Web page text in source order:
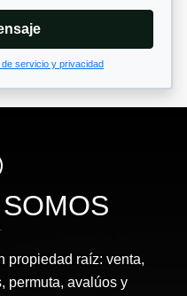
servicio y privacidad
propiedad raíz: venta,
permuta, avalúos y